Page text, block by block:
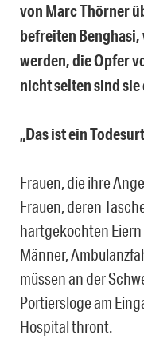
von Marc Thörner
befreiten
werden, die Opfer
nicht selten sind
„Das ist ein
Frauen, die ihre
Frauen, deren
hartgekochten
Männer,
müssen an der
Portiersloge am
Hospital thront.